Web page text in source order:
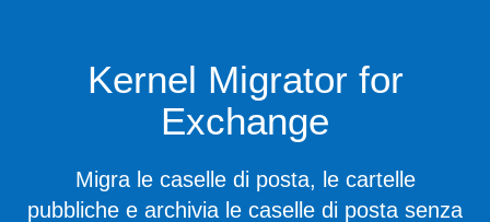
Kernel Migrator for
Exchange
Migra le caselle di posta, le cartelle
pubbliche e archivia le caselle di posta senza